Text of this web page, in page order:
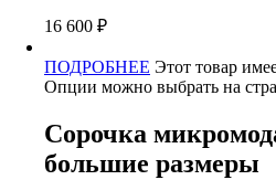
16 600 ₽
ПОДРОБНЕЕ Этот товар
Опции можно выбрать на
Сорочка
большие размеры